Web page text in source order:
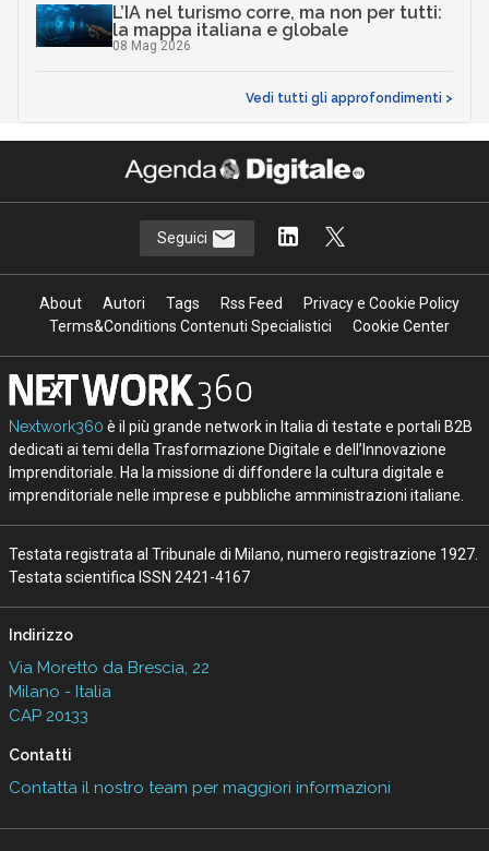
L’IA nel turismo corre, ma non per tutti:
la mappa italiana e globale
08 Mag 2026
Vedi tutti gli approfondimenti >
Seguici
About Autori Tags Rss Feed
Privacy e Cookie Policy
Terms&Conditions Contenuti Specialistici
Cookie Center
Nextwork360 è il più grande network in Italia di testate e portali B2B
dedicati ai temi della Trasformazione Digitale e dell’Innovazione
Imprenditoriale. Ha la missione di diffondere la cultura digitale e
imprenditoriale nelle imprese e pubbliche amministrazioni italiane.
Testata registrata al Tribunale di Milano, numero registrazione 1927.
Testata scientifica ISSN 2421-4167
Indirizzo
Via Moretto da Brescia, 22
Milano - Italia
CAP 20133
Contatti
Contatta il nostro team per maggiori informazioni